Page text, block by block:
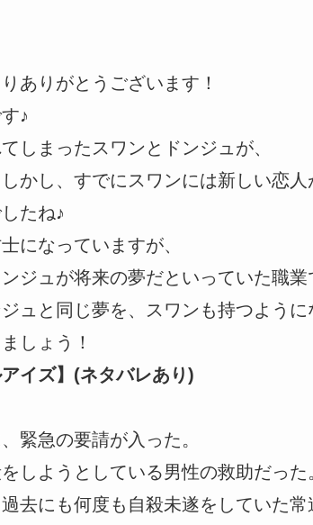
ありがとうございます！
♪
しまったスワンとドンジュが、
かし、すでにスワンには新しい恋人
たね♪
になっていますが、
ジュが将来の夢だといっていた職業
ュと同じ夢を、スワンも持つように
しょう！
アイズ】(ネタバレあり)
緊急の要請が入った。
しようとしている男性の救助だった
去にも何度も自殺未遂をしていた常